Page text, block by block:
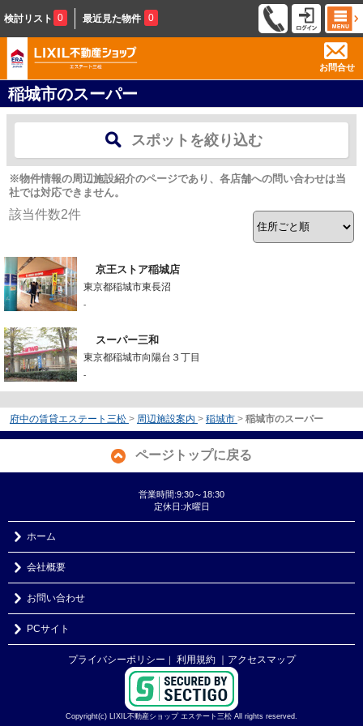
検討リスト 0 最近見た物件 0
お問合せ
稲城市のスーパー
スポットを絞り込む
※物件情報の周辺施設紹介のページであり、各店舗への問い合わせは当
社では対応できません。
該当件数2件
京王ストア稲城店
東京都稲城市東長沼
-
スーパー三和
東京都稲城市向陽台３丁目
-
府中の賃貸エステート三松 > 周辺施設案内 > 稲城市 > 稲城市のスーパー
ページトップに戻る
営業時間:9:30～18:30
定休日:水曜日
ホーム
会社概要
お問い合わせ
PCサイト
プライバシーポリシー ｜ 利用規約 ｜アクセスマップ
Copyright(c) LIXIL不動産ショップ エステート三松 All rights reserved.